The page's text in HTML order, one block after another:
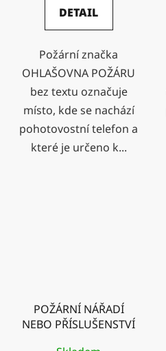
DETAIL
Požární značka
OHLAŠOVNA POŽÁRU
bez textu označuje
místo, kde se nachází
pohotovostní telefon a
které je určeno k...
POŽÁRNÍ NÁŘADÍ
NEBO PŘÍSLUŠENSTVÍ